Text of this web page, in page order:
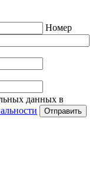
Номер
данных в
Отправить